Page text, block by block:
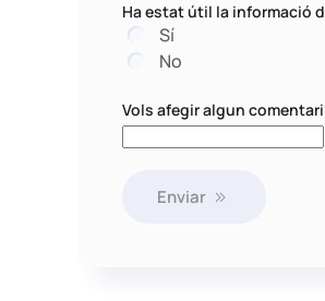
Ha estat útil la informació
Sí
No
Vols afegir algun
Enviar